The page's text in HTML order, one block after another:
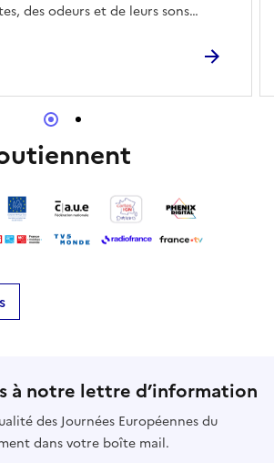
des odeurs et de leurs sons
au milieu de la flore du Clos des
plantes émettent également
qui peuvent devenir
grâce au boîtier Bamboo, un
ainsi sa propre mélodie et
présence et notre voix. Durée :
à notre lettre d’information
des Journées Européennes du
dans votre boîte mail.